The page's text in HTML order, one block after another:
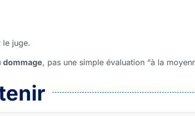
le juge.
dommage, pas une simple évaluation “à la